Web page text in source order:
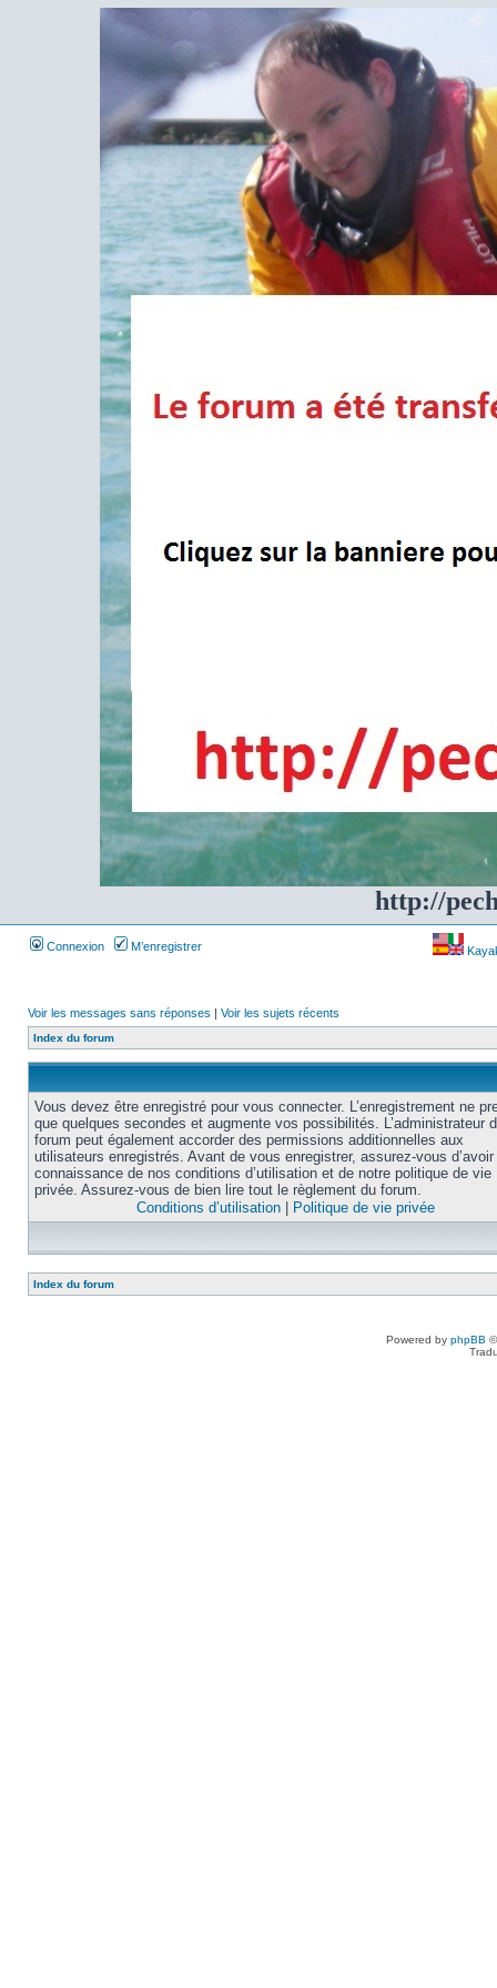
http://
Connexion M’enregistrer
Voir les messages sans réponses | Voir les sujets récents
Index du forum
Vous devez être enregistré pour vous connecter. L’enregistrement ne
que quelques secondes et augmente vos possibilités. L’administrateur
forum peut également accorder des permissions additionnelles aux
utilisateurs enregistrés. Avant de vous enregistrer, assurez-vous
connaissance de nos conditions d’utilisation et de notre politique de vie
privée. Assurez-vous de bien lire tout le règlement du forum.
Conditions d’utilisation
Politique de vie privée
Index du forum
Powered by phpBB